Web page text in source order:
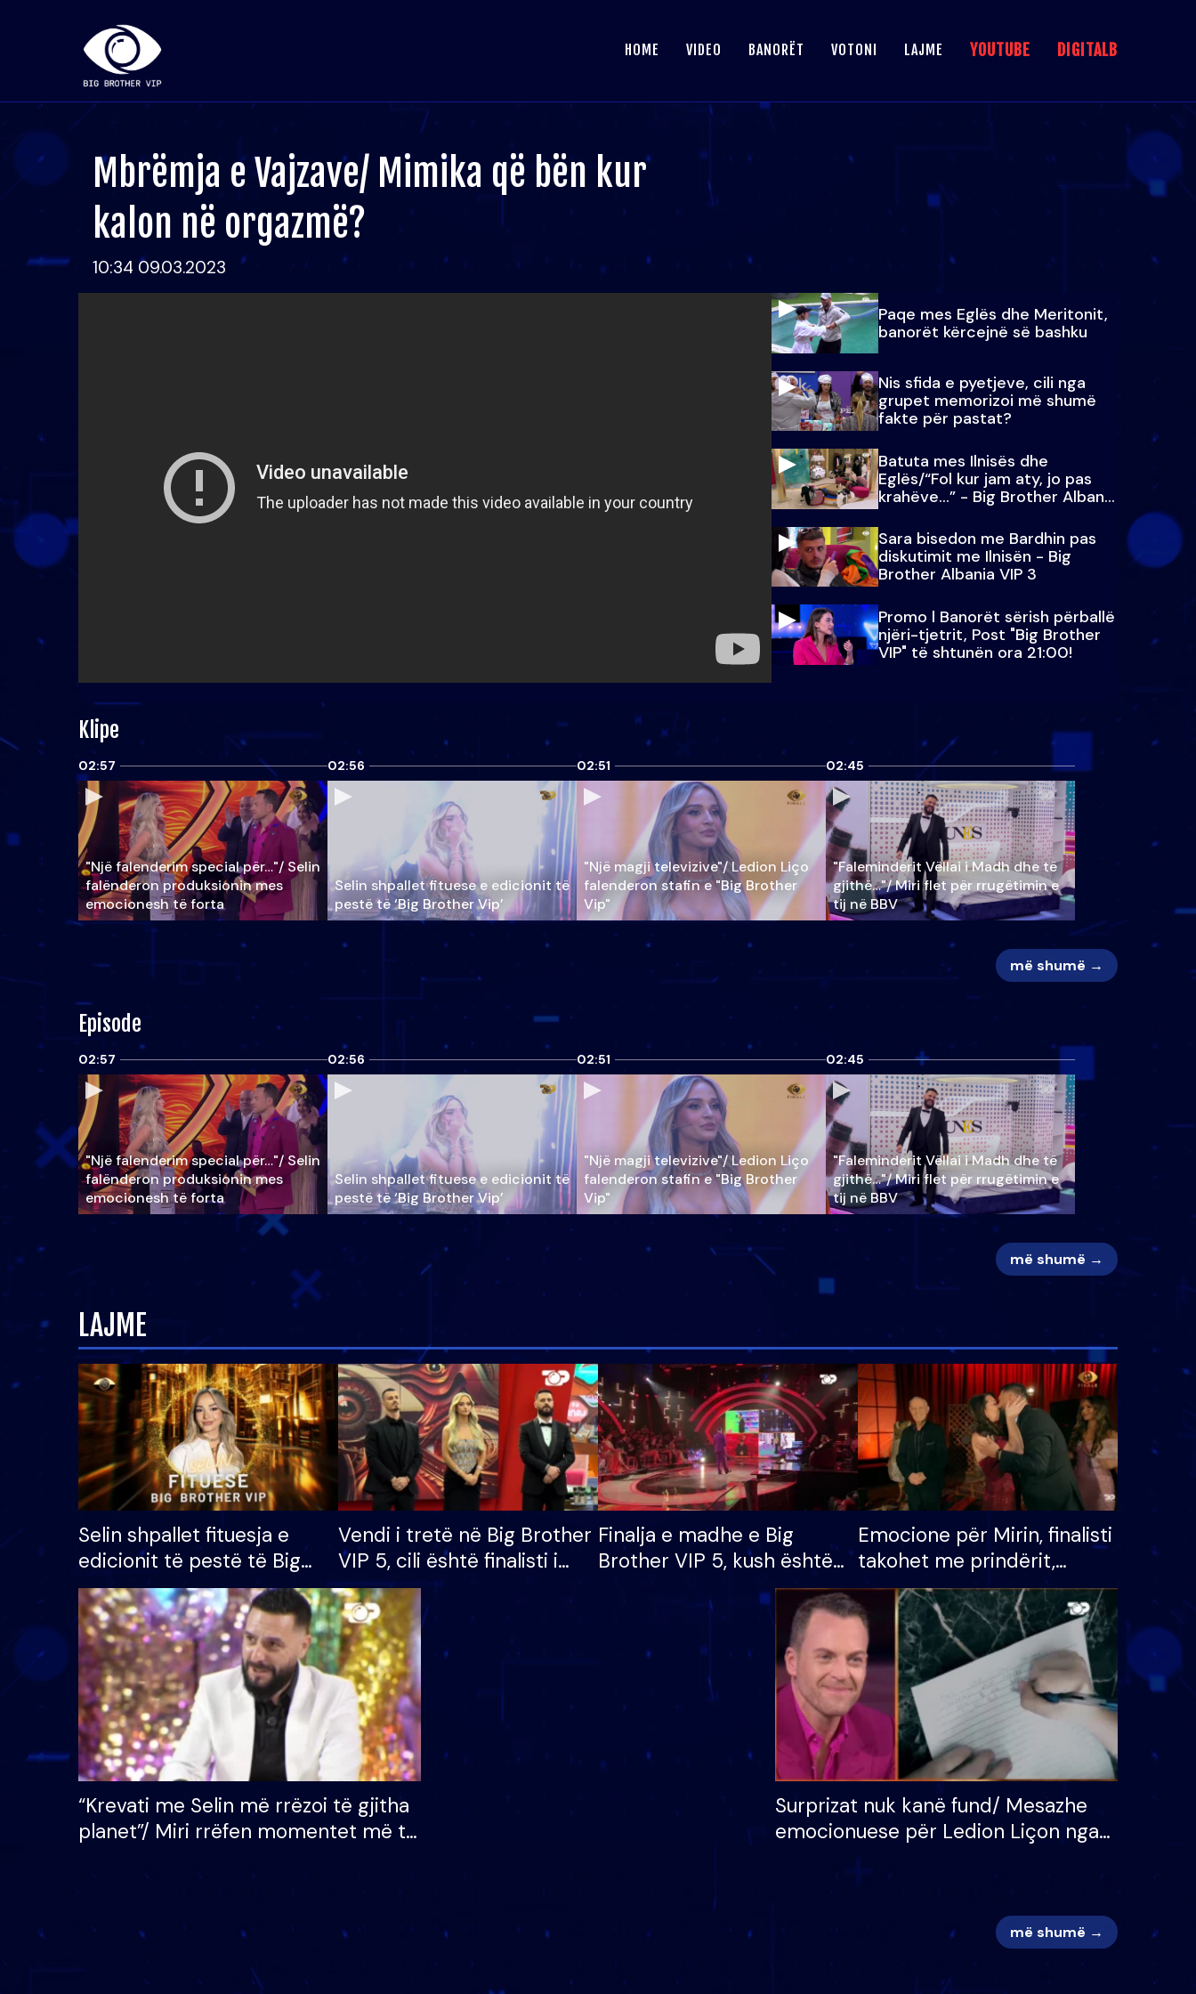
HOME VIDEO BANORËT VOTONI LAJME YOUTUBE DIGITALB
Mbrëmja e Vajzave/ Mimika që bën kur
kalon në orgazmë?
10:34 09.03.2023
Paqe mes Eglës dhe Meritonit,
banorët kërcejnë së bashku
Nis sfida e pyetjeve, cili nga
grupet memorizoi më shumë
fakte për pastat?
Batuta mes Ilnisës dhe
Eglës/“Fol kur jam aty, jo pas
krahëve…” - Big Brother Albania
VIP 3
Sara bisedon me Bardhin pas
diskutimit me Ilnisën - Big
Brother Albania VIP 3
Promo l Banorët sërish përballë
njëri-tjetrit, Post "Big Brother
VIP" të shtunën ora 21:00!
Klipe
02:57
"Një falenderim special për…"/ Selin
falënderon produksionin mes
emocionesh të forta
02:56
Selin shpallet fituese e edicionit të
pestë të ‘Big Brother Vip’
02:51
"Një magji televizive"/ Ledion Liço
falenderon stafin e "Big Brother
Vip"
02:45
"Faleminderit Vëllai i Madh dhe të
gjithë…"/ Miri flet për rrugëtimin e
tij në BBV
më shumë →
Episode
02:57
"Një falenderim special për…"/ Selin
falënderon produksionin mes
emocionesh të forta
02:56
Selin shpallet fituese e edicionit të
pestë të ‘Big Brother Vip’
02:51
"Një magji televizive"/ Ledion Liço
falenderon stafin e "Big Brother
Vip"
02:45
"Faleminderit Vëllai i Madh dhe të
gjithë…"/ Miri flet për rrugëtimin e
tij në BBV
më shumë →
LAJME
Selin shpallet fituesja e
edicionit të pestë të Big
Brother VIP, rrëmben
çmimin e madh prej 100
mijë eurosh
Vendi i tretë në Big Brother
VIP 5, cili është finalisti i
radhës që lë shtëpinë
Finalja e madhe e Big
Brother VIP 5, kush është
banori i parë që lë shtëpinë
dhe humb mundësinë për
të fituar çmimin e madh
Emocione për Mirin, finalisti
takohet me prindërit,
vajzën dhe bashkëshorten:
S’kemi ndonjë letër divorci
apo jo?
“Krevati me Selin më rrëzoi të gjitha
planet”/ Miri rrëfen momentet më të
mungojë zilja e mëngjesit kur…
Surprizat nuk kanë fund/ Mesazhe
emocionuese për Ledion Liçon nga
më shumë →